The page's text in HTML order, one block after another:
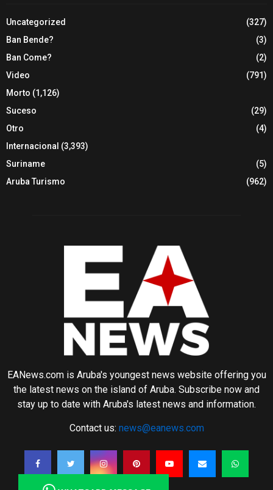
Uncategorized
(327)
Ban Bende?
(3)
Ban Come?
(2)
Video
(791)
Morto (1,126)
Suceso
(29)
Otro
(4)
Internacional (3,393)
Suriname
(5)
Aruba Turismo
(962)
EANews.com is Aruba's youngest news website offering you
the latest news on the island of Aruba. Subscribe now and
stay up to date with Aruba's latest news and information.
Contact us: news@eanews.com